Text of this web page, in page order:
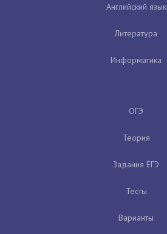
Английский язык
Литература
Информатика
ОГЭ
Теория
Задания ЕГЭ
Тесты
Варианты